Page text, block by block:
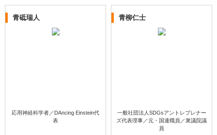
青砥瑞人
応用神経科学者／DAncing Einstein代
表
青柳仁士
一般社団法人SDGsアントレプレナー
ズ代表理事／元・国連職員／衆議院議
員